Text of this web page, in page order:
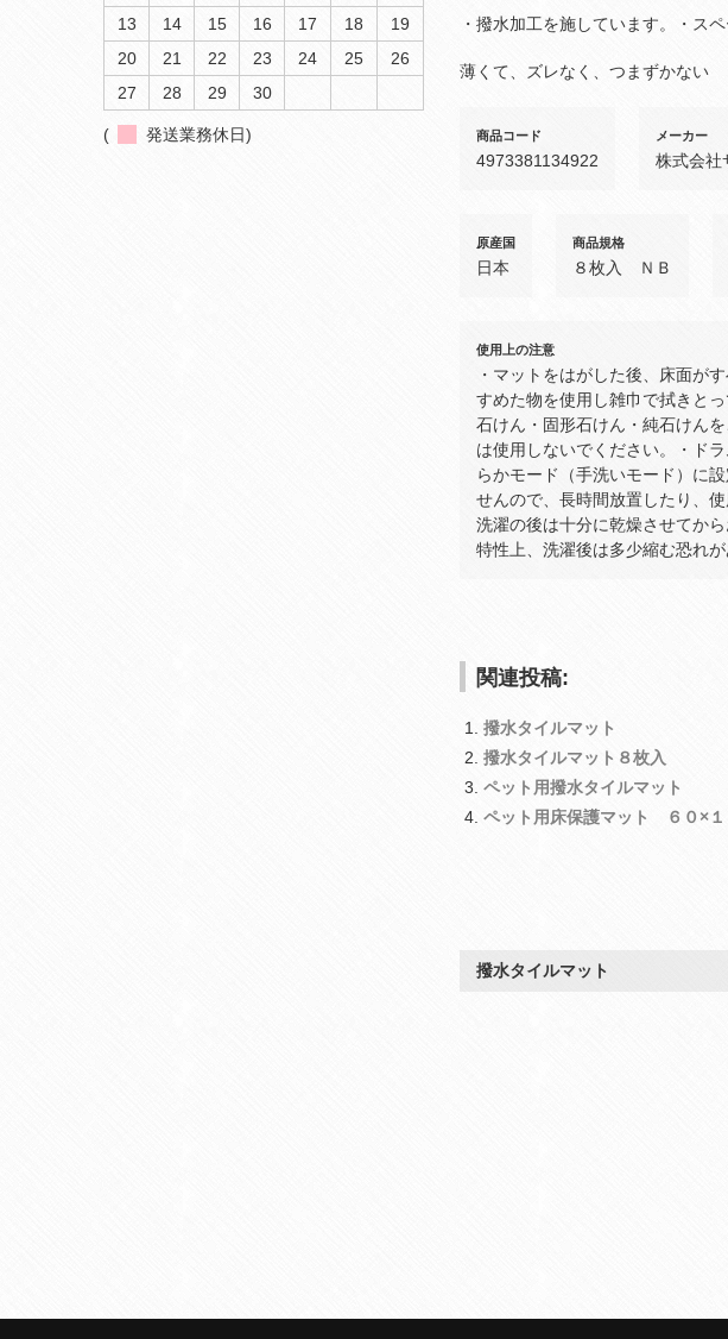
・撥水加工を施しています。・ス
薄くて、ズレなく、つまずかない
商品コード
4973381134922
メーカー
株式会社
原産国
日本
商品規格
８枚入 ＮＢ
使用上の注意
・マットをはがした後、床面が
すめた物を使用し雑巾で拭きと
石けん・固形石けん・純石けん
は使用しないでください。・ド
らかモード（手洗いモード）に
せんので、長時間放置したり、
洗濯の後は十分に乾燥させてか
特性上、洗濯後は多少縮む恐れが
関連投稿:
撥水タイルマット
撥水タイルマット８枚入
ペット用撥水タイルマット
ペット用床保護マット ６０×１
撥水タイルマット
13
14 15 16 17 18
19
20
21 22 23 24 25
26
27
28 29 30
( 発送業務休日)